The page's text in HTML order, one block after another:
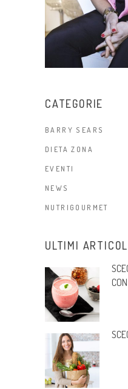
CATEGORIE
BARRY SEARS
DIETA ZONA
EVENTI
NEWS
NUTRIGOURMET
ULTIMI